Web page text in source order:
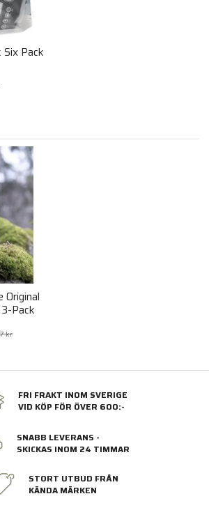
Pack
Original
Pack
kr
FRI FRAKT INOM SVERIGE
VID KÖP FÖR ÖVER 600:-
SNABB LEVERANS -
SKICKAS INOM 24 TIMMAR
STORT UTBUD FRÅN
KÄNDA MÄRKEN